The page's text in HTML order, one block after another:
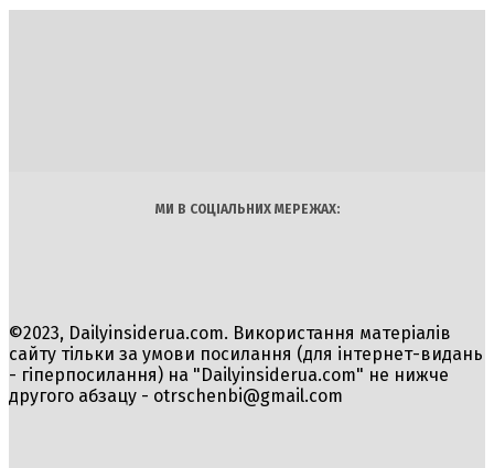
МИ В СОЦІАЛЬНИХ МЕРЕЖАХ:
©2023, Dailyinsiderua.com. Використання матеріалів
сайту тільки за умови посилання (для інтернет-видань
- гіперпосилання) на "Dailyinsiderua.com" не нижче
другого абзацу - otrschenbi@gmail.com